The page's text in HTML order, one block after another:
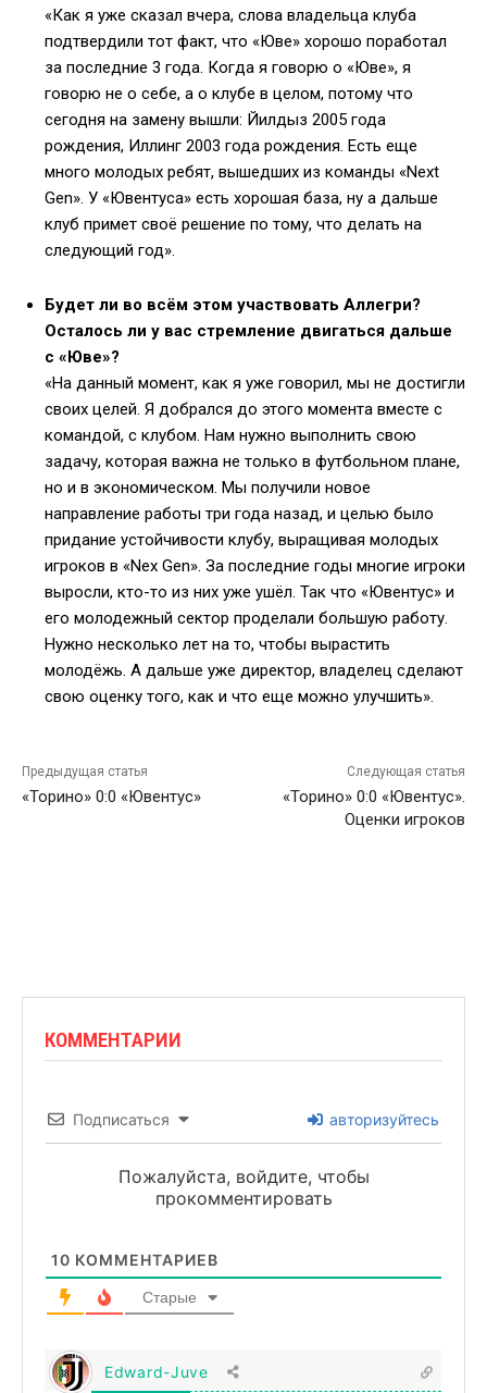
«Как я уже сказал вчера, слова владельца клуба
подтвердили тот факт, что «Юве» хорошо поработал
за последние 3 года. Когда я говорю о «Юве», я
говорю не о себе, а о клубе в целом, потому что
сегодня на замену вышли: Йилдыз 2005 года
рождения, Иллинг 2003 года рождения. Есть еще
много молодых ребят, вышедших из команды «Next
Gen». У «Ювентуса» есть хорошая база, ну а дальше
клуб примет своё решение по тому, что делать на
следующий год».
Будет ли во всём этом участвовать Аллегри?
Осталось ли у вас стремление двигаться дальше
с «Юве»?
«На данный момент, как я уже говорил, мы не достигли
своих целей. Я добрался до этого момента вместе с
командой, с клубом. Нам нужно выполнить свою
задачу, которая важна не только в футбольном плане,
но и в экономическом. Мы получили новое
направление работы три года назад, и целью было
придание устойчивости клубу, выращивая молодых
игроков в «Nex Gen». За последние годы многие игроки
выросли, кто-то из них уже ушёл. Так что «Ювентус» и
его молодежный сектор проделали большую работу.
Нужно несколько лет на то, чтобы вырастить
молодёжь. А дальше уже директор, владелец сделают
свою оценку того, как и что еще можно улучшить».
Предыдущая статья
«Торино» 0:0 «Ювентус»
Следующая статья
«Торино» 0:0 «Ювентус».
Оценки игроков
КОММЕНТАРИИ
Подписаться авторизуйтесь
Пожалуйста, войдите, чтобы
прокомментировать
10 КОММЕНТАРИЕВ
Старые
Edward-Juve